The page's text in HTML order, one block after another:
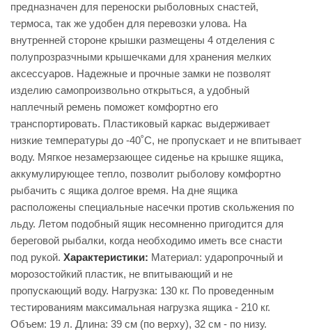
предназначен для переноски рыболовных снастей,
термоса, так же удобен для перевозки улова. На
внутренней стороне крышки размещены 4 отделения с
полупрозразчными крышечками для хранения мелких
аксессуаров. Надежные и прочные замки не позволят
изделию самопроизвольно открыться, а удобный
наплечный ремень поможет комфортно его
транспортировать. Пластиковый каркас выдерживает
низкие температуры до -40˚С, не пропускает и не впитывает
воду. Мягкое незамерзающее сиденье на крышке ящика,
аккумулирующее тепло, позволит рыболову комфортно
рыбачить с ящика долгое время. На дне ящика
расположены специальные насечки против скольжения по
льду. Летом подобный ящик несомненно пригодится для
береговой рыбалки, когда необходимо иметь все снасти
под рукой. Характеристики: Материал: ударопрочный и
морозостойкий пластик, не впитывающий и не
пропускающий воду. Нагрузка: 130 кг. По проведенным
тестированиям максимальная нагрузка ящика - 210 кг.
Объем: 19 л. Длина: 39 см (по верху), 32 см - по низу.